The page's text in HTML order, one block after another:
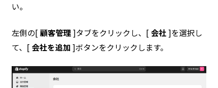
い。
左側の[顧客管理]タブをクリックし、[ 会社]を選択し
て、[ 会社を追加 ]ボタンをクリックします。